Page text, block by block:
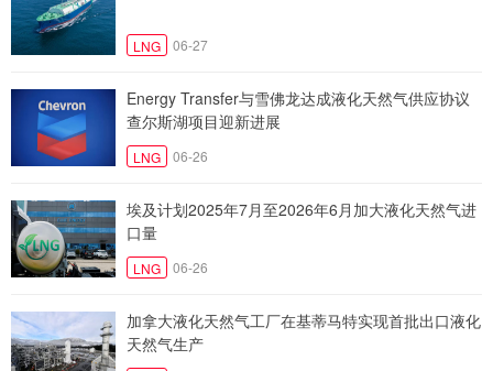
LNG 06-27
Energy Transfer与雪佛龙达成液化天然气供应协议
查尔斯湖项目迎新进展
LNG 06-26
埃及计划2025年7月至2026年6月加大液化天然气进
口量
LNG 06-26
加拿大液化天然气工厂在基蒂马特实现首批出口液化
天然气生产